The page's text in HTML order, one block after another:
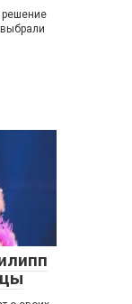
решение